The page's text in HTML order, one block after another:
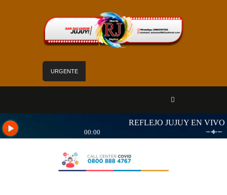
URGENTE
están en plena ejecución
con discapacidad